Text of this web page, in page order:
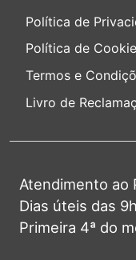
Política de
Política de
Termos e
Livro de
Atendimento ao
Dias úteis das
Primeira 4ª do